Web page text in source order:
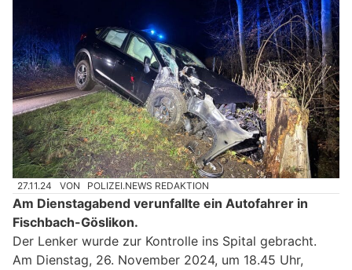
27.11.24 VON POLIZEI.NEWS REDAKTION
Am Dienstagabend verunfallte ein Autofahrer in
Fischbach-Göslikon.
Der Lenker wurde zur Kontrolle ins Spital gebracht.
Am Dienstag, 26. November 2024, um 18.45 Uhr,